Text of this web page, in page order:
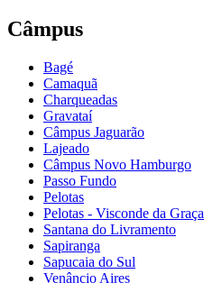
Câmpus
Bagé
Camaquã
Charqueadas
Gravataí
Câmpus Jaguarão
Lajeado
Câmpus Novo Hamburgo
Passo Fundo
Pelotas
Pelotas - Visconde da Graça
Santana do Livramento
Sapiranga
Sapucaia do Sul
Venâncio Aires